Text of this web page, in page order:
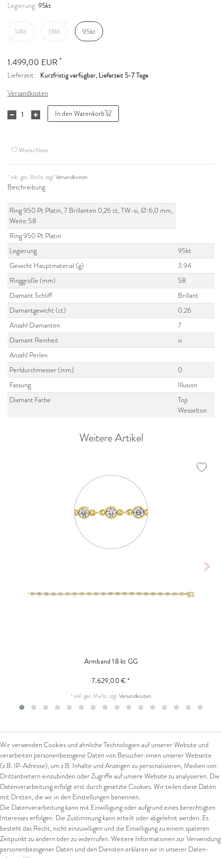
Legierung: 95kt
14kt 18kt 95kt
1.499,00 EUR *
Lieferzeit: Kurzfristig verfügbar, Lieferzeit 5-7 Tage
Versandkosten
In den Warenkorb
Wunschliste
* inkl. ges. MwSt. zzgl.Versandkosten
Beschreibung
Ring 950 Pt Platin, 7 Brillanten 0,26 ct, TW-si, Ø:6,0 mm,
Weite:58
Ring 950 Pt Platin
Legierung
95kt
Gewicht Hauptmaterial (g)
3.94
Ringgröße (mm)
58
Diamant Schliff
Brillant
Diamantgewicht (ct)
0.26
Anzahl Diamanten
7
Diamant Reinheit
si
Anzahl Perlen
Perldurchmesser (mm)
0
Fassung
Illusion
Diamant Farbe
Top
Wesselton
Weitere Artikel
Armband 18 kt GG
7.629,00 € *
* inkl. ges. MwSt.zzgl.Versandkosten
Kontakt
Kontaktformular
Arena in Arte GmbH
Marktgasse 2,
8600 Dübendorf
Tel: +41 44 821 60 40
Rechtliches
AGB
Impressum
Datenschutz
Widerrufsrecht
Zahlung und Versand
Widerrufsformular
Wir verwenden Cookies und ähnliche Technologien auf unserer Website und
verarbeiten personenbezogene Daten von Besucher:innen unserer Webseite
(z.B. IP-Adresse), um z.B. Inhalte und Anzeigen zu personalisieren, Medien von
Drittanbietern einzubinden oder Zugriffe auf unsere Website zu analysieren. Die
Datenverarbeitung erfolgt erst durch gesetzte Cookies. Wir teilen diese Daten
mit Dritten, die wir in den Einstellungen benennen.
Die Datenverarbeitung kann mit Einwilligung oder aufgrund eines berechtigten
Interesses erfolgen. Die Zustimmung kann erteilt oder abgelehnt werden. Es
besteht das Recht, nicht einzuwilligen und die Einwilligung zu einem späteren
Zeitpunkt zu ändern oder zu widerrufen. Weitere Informationen zur Verwendung
personenbezogener Daten und den Diensten erklären wir in unserer Daten­